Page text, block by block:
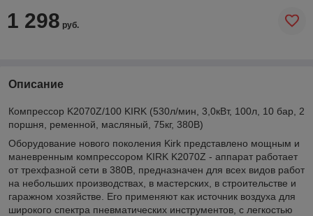
1 298 руб.
Описание
Компрессор K2070Z/100 KIRK (530л/мин, 3,0кВт, 100л, 10 бар, 2
поршня, ременной, масляный, 75кг, 380В)
Оборудование нового поколения Kirk представлено мощным и
маневренным компрессором KIRK K2070Z - аппарат работает
от трехфазной сети в 380В, предназначен для всех видов работ
на небольших производствах, в мастерских, в строительстве и
гаражном хозяйстве. Его применяют как источник воздуха для
широкого спектра пневматических инструментов, с легкостью